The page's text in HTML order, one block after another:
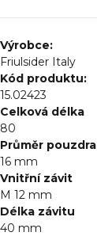
Výrobce:
Friulsider Italy
Kód produktu:
15.02423
Celková délka
80
Průměr pouzdra
16 mm
Vnitřní závit
M 12 mm
Délka závitu
40 mm